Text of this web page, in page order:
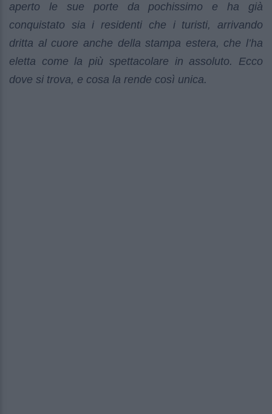
aperto le sue porte da pochissimo e ha già
conquistato sia i residenti che i turisti, arrivando
dritta al cuore anche della stampa estera, che l’ha
eletta come la più spettacolare in assoluto. Ecco
dove si trova, e cosa la rende così unica.